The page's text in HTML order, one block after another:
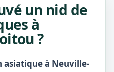
un nid de
à
?
asiatique à Neuville-